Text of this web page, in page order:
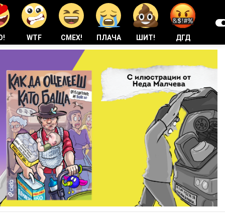
WTF СМЕХ! ПЛАЧА ШИТ! ДГД